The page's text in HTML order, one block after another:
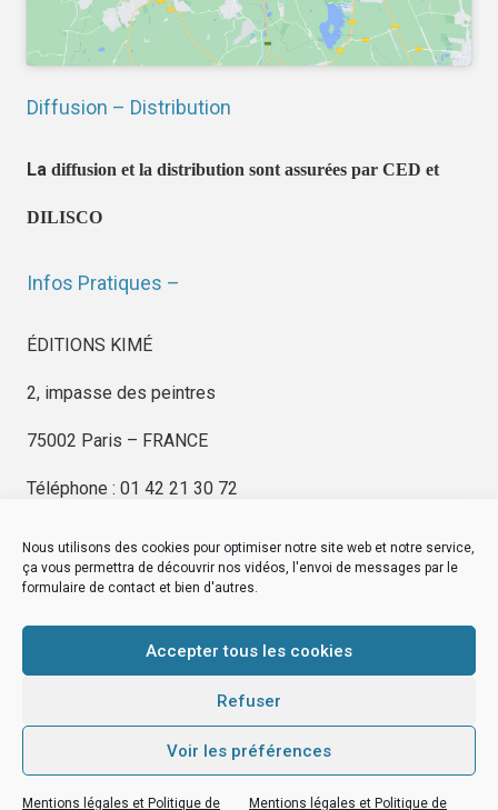
Nous utilisons des cookies pour optimiser notre site web et notre service,
ça vous permettra de découvrir nos vidéos, l'envoi de messages par le
formulaire de contact et bien d'autres.
Accepter tous les cookies
Refuser
Voir les préférences
Mentions légales et Politique de Mentions légales et Politique de
Diffusion – Distribution
La diffusion et la distribution sont assurées par CED et
DILISCO
Infos Pratiques –
ÉDITIONS KIMÉ
2, impasse des peintres
75002 Paris – FRANCE
Téléphone : 01 42 21 30 72
EDITIONS KIMÉ
Mentions Légales
© byeDovel.com
editionskime.fr